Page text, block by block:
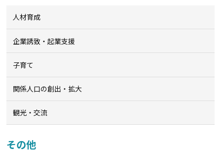
人材育成
企業誘致・起業支援
子育て
関係人口の創出・拡大
観光・交流
その他